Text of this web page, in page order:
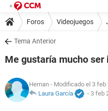
Foros Videojuegos
Tema Anterior
Me gustaría mucho ser
Hernan - Modificado el 3 feb
Laura García
- 3 feb